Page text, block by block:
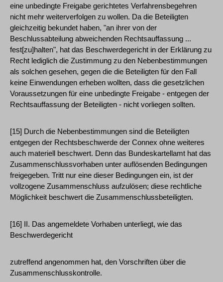
eine unbedingte Freigabe gerichtetes Verfahrensbegehren
nicht mehr weiterverfolgen zu wollen. Da die Beteiligten
gleichzeitig bekundet haben, "an ihrer von der
Beschlussabteilung abweichenden Rechtsauffassung ...
fest[zu]halten", hat das Beschwerdegericht in der Erklärung zu
Recht lediglich die Zustimmung zu den Nebenbestimmungen
als solchen gesehen, gegen die die Beteiligten für den Fall
keine Einwendungen erheben wollten, dass die gesetzlichen
Voraussetzungen für eine unbedingte Freigabe - entgegen der
Rechtsauffassung der Beteiligten - nicht vorliegen sollten.
[15] Durch die Nebenbestimmungen sind die Beteiligten
entgegen der Rechtsbeschwerde der Connex ohne weiteres
auch materiell beschwert. Denn das Bundeskartellamt hat das
Zusammenschlussvorhaben unter auflösenden Bedingungen
freigegeben. Tritt nur eine dieser Bedingungen ein, ist der
vollzogene Zusammenschluss aufzulösen; diese rechtliche
Möglichkeit beschwert die Zusammenschlussbeteiligten.
[16] II. Das angemeldete Vorhaben unterliegt, wie das
Beschwerdegericht
zutreffend angenommen hat, den Vorschriften über die
Zusammenschlusskontrolle.